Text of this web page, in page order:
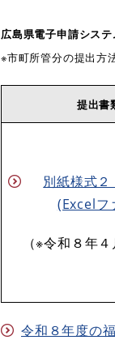
広島県電子申請シス
※市町所管分の提出方
提出書
別紙様式
(Excelフ
（※令和８年
令和８年度の